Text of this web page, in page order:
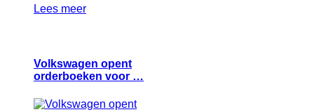
Lees meer
Volkswagen opent
orderboeken voor …